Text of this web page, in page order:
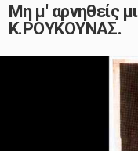
Μη μ' αρνηθείς
Κ.ΡΟΥΚΟΥΝΑΣ.